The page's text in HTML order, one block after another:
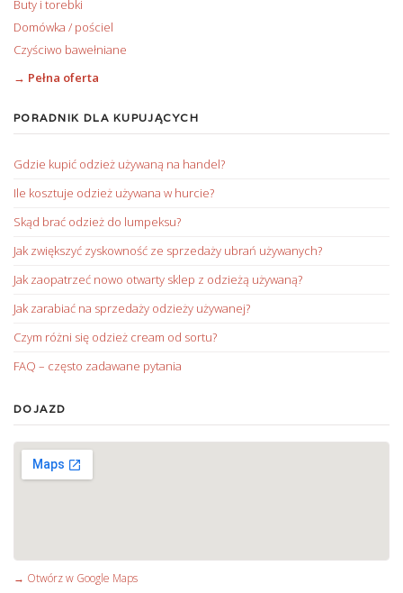
Buty i torebki
Domówka / pościel
Czyściwo bawełniane
→ Pełna oferta
PORADNIK DLA KUPUJĄCYCH
Gdzie kupić odzież używaną na handel?
Ile kosztuje odzież używana w hurcie?
Skąd brać odzież do lumpeksu?
Jak zwiększyć zyskowność ze sprzedaży ubrań używanych?
Jak zaopatrzeć nowo otwarty sklep z odzieżą używaną?
Jak zarabiać na sprzedaży odzieży używanej?
Czym różni się odzież cream od sortu?
FAQ – często zadawane pytania
DOJAZD
→ Otwórz w Google Maps